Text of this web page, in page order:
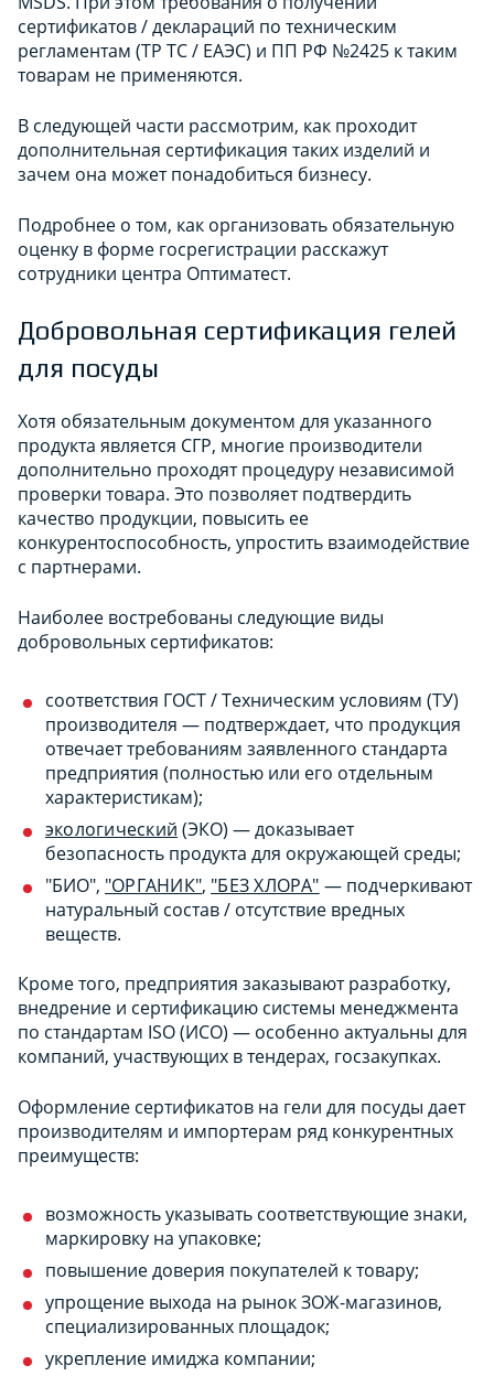
сертификатов / деклараций по техническим
регламентам (ТР ТС / ЕАЭС) и ПП РФ №2425 к таким
товарам не применяются.
В следующей части рассмотрим, как проходит
дополнительная сертификация таких изделий и
зачем она может понадобиться бизнесу.
Подробнее о том, как организовать обязательную
оценку в форме госрегистрации расскажут
сотрудники центра Оптиматест.
Добровольная сертификация гелей
для посуды
Хотя обязательным документом для указанного
продукта является СГР, многие производители
дополнительно проходят процедуру независимой
проверки товара. Это позволяет подтвердить
качество продукции, повысить ее
конкурентоспособность, упростить взаимодействие
с партнерами.
Наиболее востребованы следующие виды
добровольных сертификатов:
соответствия ГОСТ / Техническим условиям (ТУ)
производителя — подтверждает, что продукция
отвечает требованиям заявленного стандарта
предприятия (полностью или его отдельным
характеристикам);
экологический (ЭКО) — доказывает
безопасность продукта для окружающей среды;
"БИО", "ОРГАНИК", "БЕЗ ХЛОРА" — подчеркивают
натуральный состав / отсутствие вредных
веществ.
Кроме того, предприятия заказывают разработку,
внедрение и сертификацию системы менеджмента
по стандартам ISO (ИСО) — особенно актуальны для
компаний, участвующих в тендерах, госзакупках.
Оформление сертификатов на гели для посуды дает
производителям и импортерам ряд конкурентных
преимуществ:
возможность указывать соответствующие знаки,
маркировку на упаковке;
повышение доверия покупателей к товару;
упрощение выхода на рынок ЗОЖ-магазинов,
специализированных площадок;
укрепление имиджа компании;